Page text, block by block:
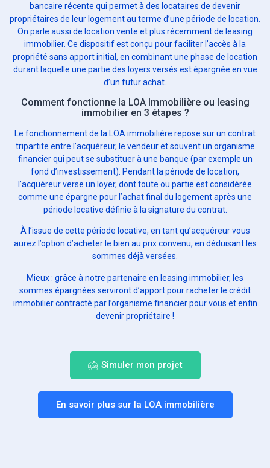
bancaire récente qui permet à des locataires de devenir
propriétaires de leur logement au terme d’une période de location.
On parle aussi de location vente et plus récemment de leasing
immobilier. Ce dispositif est conçu pour faciliter l’accès à la
propriété sans apport initial, en combinant une phase de location
durant laquelle une partie des loyers versés est épargnée en vue
d’un futur achat.
Comment fonctionne la LOA Immobilière ou leasing
immobilier en 3 étapes ?
Le fonctionnement de la LOA immobilière repose sur un contrat
tripartite entre l’acquéreur, le vendeur et souvent un organisme
financier qui peut se substituer à une banque (par exemple un
fond d’investissement). Pendant la période de location,
l’acquéreur verse un loyer, dont toute ou partie est considérée
comme une épargne pour l’achat final du logement après une
période locative définie à la signature du contrat.
À l’issue de cette période locative, en tant qu’acquéreur vous
aurez l’option d’acheter le bien au prix convenu, en déduisant les
sommes déjà versées.
Mieux : grâce à notre partenaire en leasing immobilier, les
sommes épargnées serviront d’apport pour racheter le crédit
immobilier contracté par l’organisme financier pour vous et enfin
devenir propriétaire !
Simuler mon projet
En savoir plus sur la LOA immobilière